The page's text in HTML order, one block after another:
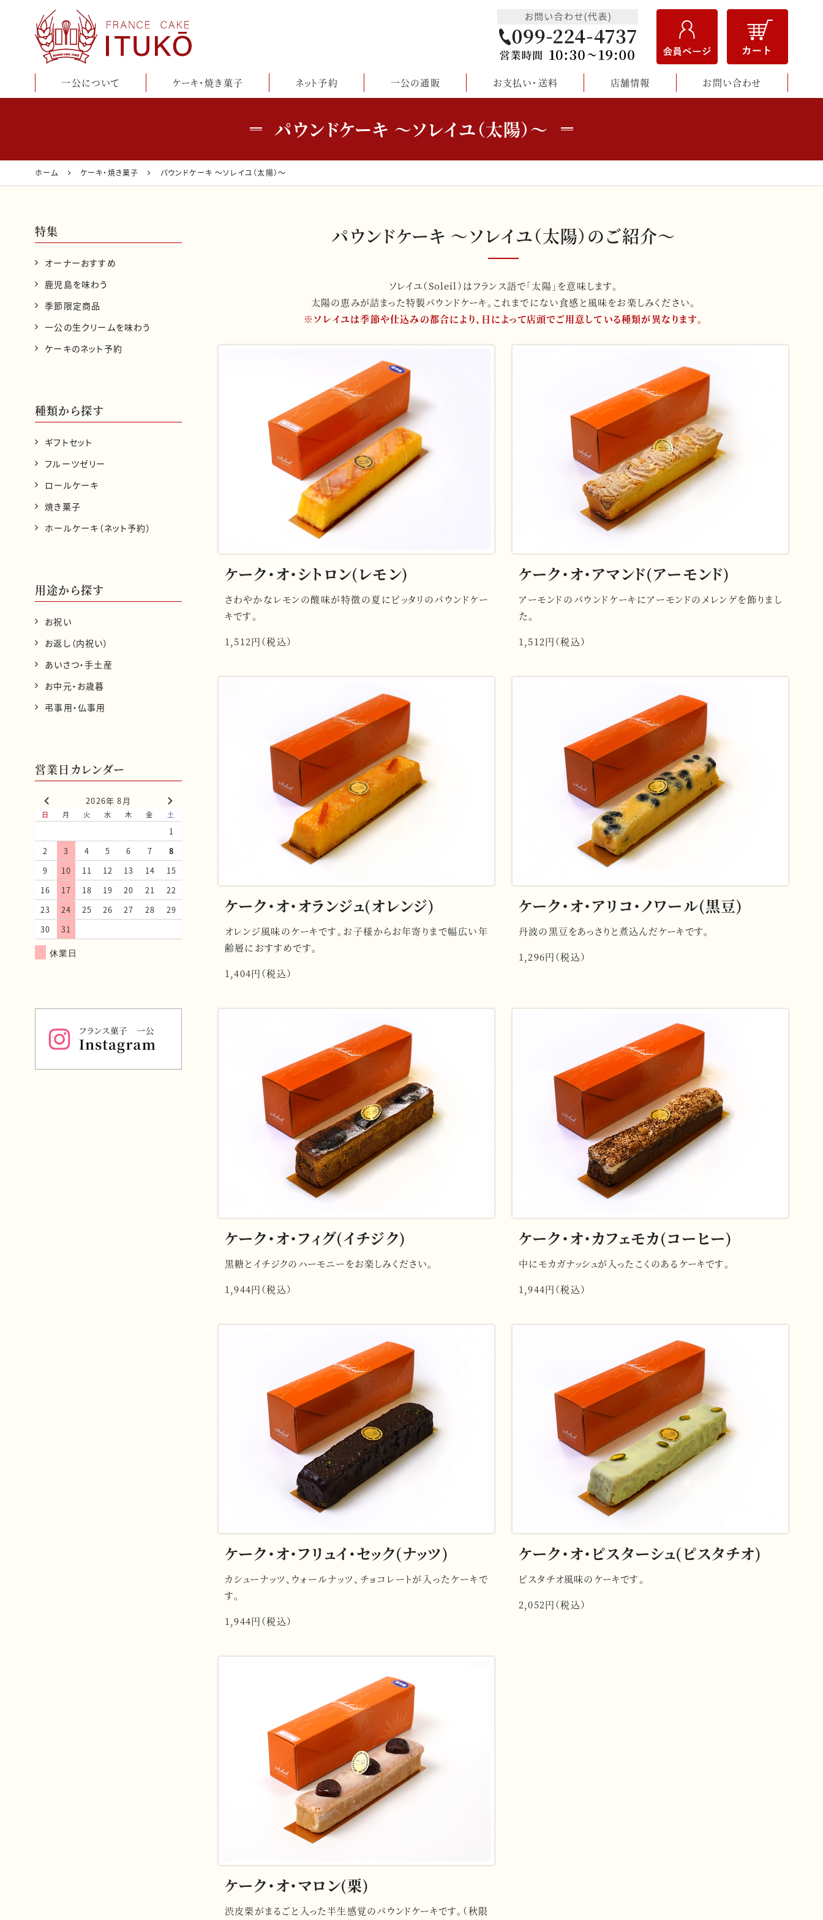
子一公』公式通販
一公について ケーキ・焼き菓子 ネット予約 一公の通販 お支払い・送料 店舗情報 お問い合わせ
パウンドケーキ 〜ソレイユ（太陽）〜
ホーム ケーキ・焼き菓子 パウンドケーキ 〜ソレイユ（太陽）〜
パウンドケーキ 〜ソレイユ（太陽）のご紹介〜
ソレイユ（Soleil）はフランス語で「太陽」を意味します。
太陽の恵みが詰まった特製パウンドケーキ。これまでにない食感と風味をお楽しみください。
※ソレイユは季節や仕込みの都合により、日によって店頭でご用意している種類が異なります。
ケーク・オ・シトロン(レモン)
さわやかなレモンの酸味が特徴の夏にピッタリのパウンドケー
キです。
1,512円（税込）
ケーク・オ・アマンド(アーモンド)
アーモンドのパウンドケーキにアーモンドのメレンゲを飾りまし
た。
1,512円（税込）
ケーク・オ・オランジュ(オレンジ)
オレンジ風味のケーキです。お子様からお年寄りまで幅広い年
齢層におすすめです。
1,404円（税込）
ケーク・オ・アリコ・ノワール(黒豆)
丹波の黒豆をあっさりと煮込んだケーキです。
1,296円（税込）
ケーク・オ・フィグ(イチジク)
黒糖とイチジクのハーモニーをお楽しみください。
1,944円（税込）
ケーク・オ・カフェモカ(コーヒー)
中にモカガナッシュが入ったこくのあるケーキです。
1,944円（税込）
ケーク・オ・フリュイ・セック(ナッツ)
カシューナッツ、ウォールナッツ、チョコレートが入ったケーキで
す。
1,944円（税込）
ケーク・オ・ピスターシュ(ピスタチオ)
ピスタチオ風味のケーキです。
2,052円（税込）
ケーク・オ・マロン(栗)
渋皮栗がまるごと入った半生感覚のパウンドケーキです。（秋限
特集
オーナーおすすめ
鹿児島を味わう
季節限定商品
一公の生クリームを味わう
ケーキのネット予約
種類から探す
ギフトセット
フルーツゼリー
ロールケーキ
焼き菓子
ホールケーキ（ネット予約）
用途から探す
お祝い
お返し（内祝い）
あいさつ・手土産
お中元・お歳暮
弔事用・仏事用
営業日カレンダー
2026年 8月
日 月 火 水 木 金 土
1
2
3 4 5 6 7
8
9
10 11 12 13 14
15
16
17 18 19 20 21
22
23
24 25 26 27 28
29
30
31
休業日